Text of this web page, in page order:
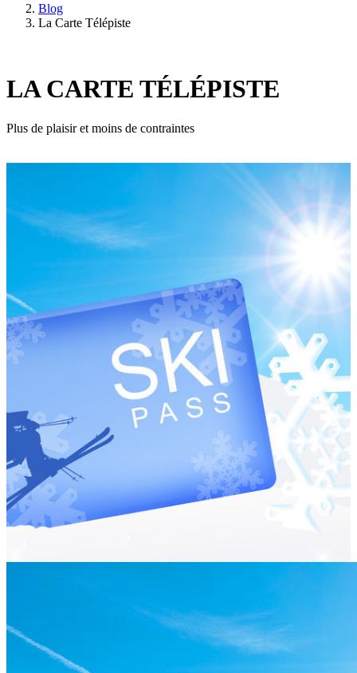
Blog
La Carte Télépiste
LA CARTE TÉLÉPISTE
Plus de plaisir et moins de contraintes